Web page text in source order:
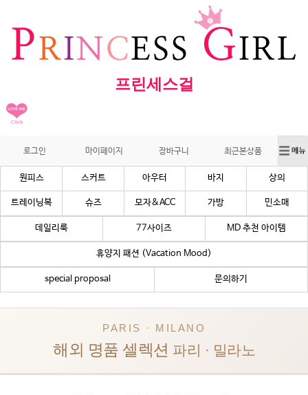
프린세스걸
로그인 마이페이지 장바구니 최근본상품
원피스 스커트 아우터 바지 상의
트레이닝복 슈즈 모자&ACC 가방 민소매
데일리룩 77사이즈 MD 추천 아이템
휴양지 패션 (Vacation Mood)
special proposal 문의하기
PARIS · MILANO
해외 명품 셀렉션 파리 · 밀라노